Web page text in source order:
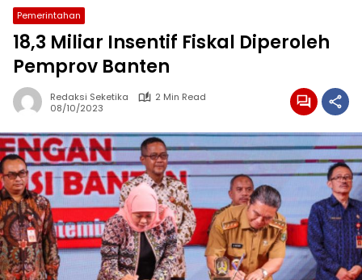
Pemerintahan
18,3 Miliar Insentif Fiskal Diperoleh
Pemprov Banten
Redaksi Seketika
2 Min Read
08/10/2023